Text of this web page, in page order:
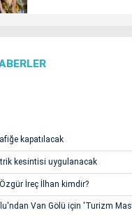
kapatılacak
kesintisi uygulanacak
İreç İlhan kimdir?
Van Gölü için 'Turizm